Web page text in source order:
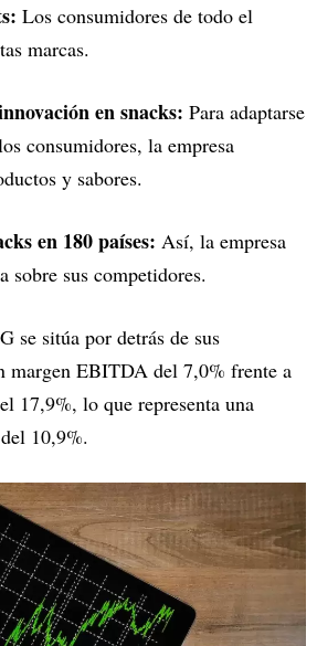
Los consumidores de todo el
marcas.
en snacks: Para adaptarse
consumidores, la empresa
y sabores.
en 180 países: Así, la empresa
sobre sus competidores.
se sitúa por detrás de sus
margen EBITDA del 7,0% frente a
17,9%, lo que representa una
10,9%.